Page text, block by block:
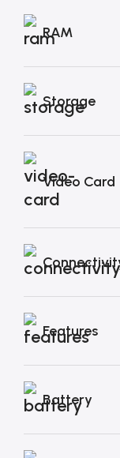
RAM
Storage
Video Card
Features
Battery